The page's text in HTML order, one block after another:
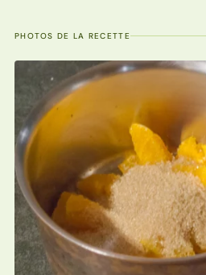
PHOTOS DE LA RECETTE